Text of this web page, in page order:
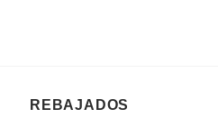
REBAJADOS